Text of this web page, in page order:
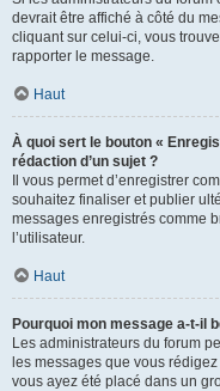
devrait être affiché à côté du
cliquant sur celui-ci, vous
rapporter le message.
Haut
À quoi sert le bouton «
rédaction d’un sujet ?
Il vous permet d’enregistrer
souhaitez finaliser et publier
messages enregistrés comme
l’utilisateur.
Haut
Pourquoi mon message a-t-il
Les administrateurs du forum
les messages que vous
vous ayez été placé dans un